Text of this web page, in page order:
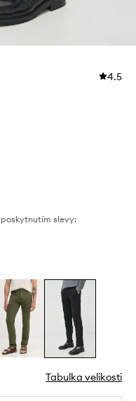
4.5
slevy:
Tabulka velikosti